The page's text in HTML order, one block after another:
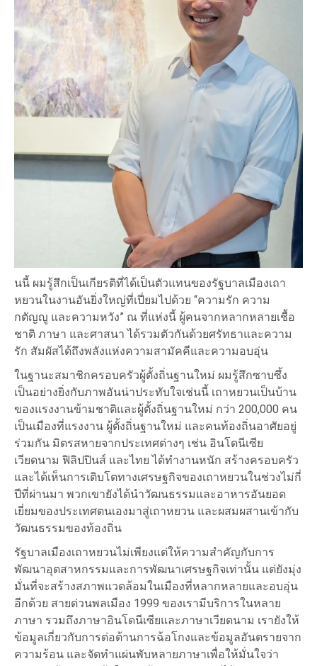
นนี้ ผมรู้สึกเป็นเกียรติที่ได้เป็นตัวแทนของรัฐบาลเมืองเถา
หยวนในงานอันยิ่งใหญ่ที่เปี่ยมไปด้วย “ความรัก ความ
กตัญญู และความหวัง” ณ ที่แห่งนี้ ผู้คนจากหลากหลายเชื้อ
ชาติ ภาษา และศาสนา ได้รวมตัวกันด้วยศรัทธาและความ
รัก สัมผัสได้ถึงพลังแห่งความสามัคคีและความอบอุ่น
ในฐานะสมาชิกครอบครัวผู้ตั้งถิ่นฐานใหม่ ผมรู้สึกซาบซึ้ง
เป็นอย่างยิ่งกับภาพอันน่าประทับใจเช่นนี้ เถาหยวนเป็นบ้าน
ของแรงงานข้ามชาติและผู้ตั้งถิ่นฐานใหม่ กว่า 200,000 คน
เป็นเมืองที่แรงงาน ผู้ตั้งถิ่นฐานใหม่ และคนท้องถิ่นอาศัยอยู่
ร่วมกัน มิตรสหายจากประเทศต่างๆ เช่น อินโดนีเซีย
เวียดนาม ฟิลิปปินส์ และไทย ได้ทำงานหนัก สร้างครอบครัว
และได้เห็นการเติบโตทางเศรษฐกิจของเถาหยวนในช่วงไม่กี่
ปีที่ผ่านมา พวกเขายังได้นำวัฒนธรรมและอาหารอันยอด
เยี่ยมของประเทศตนเองมาสู่เถาหยวน และผสมผสานเข้ากับ
วัฒนธรรมของท้องถิ่น
รัฐบาลเมืองเถาหยวนไม่เพียงแต่ให้ความสำคัญกับการ
พัฒนาอุตสาหกรรมและการพัฒนาเศรษฐกิจเท่านั้น แต่ยังมุ่ง
มั่นที่จะสร้างสภาพแวดล้อมในเมืองที่หลากหลายและอบอุ่น
อีกด้วย สายด่วนพลเมือง 1999 ของเรามีบริการในหลาย
ภาษา รวมถึงภาษาอินโดนีเซียและภาษาเวียดนาม เรายังให้
ข้อมูลเกี่ยวกับการต่อต้านการฉ้อโกงและข้อมูลอันตรายจาก
ความร้อน และจัดทำแผ่นพับหลายภาษาเพื่อให้มั่นใจว่า